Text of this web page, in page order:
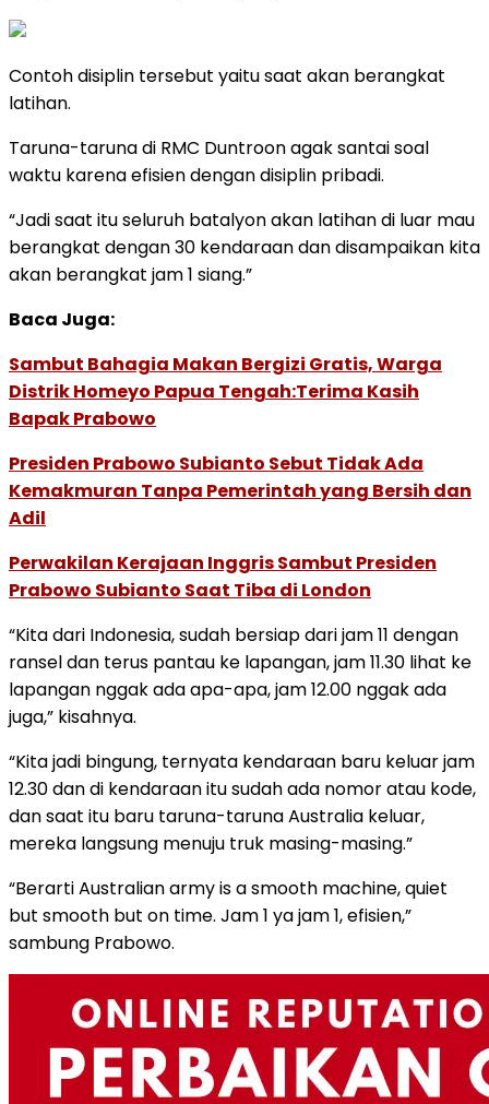
Contoh disiplin tersebut yaitu saat akan berangkat
latihan.
Taruna-taruna di RMC Duntroon agak santai soal
waktu karena efisien dengan disiplin pribadi.
“Jadi saat itu seluruh batalyon akan latihan di luar mau
berangkat dengan 30 kendaraan dan disampaikan kita
akan berangkat jam 1 siang.”
Baca Juga:
Sambut Bahagia Makan Bergizi Gratis, Warga
Distrik Homeyo Papua Tengah:Terima Kasih
Bapak Prabowo
Presiden Prabowo Subianto Sebut Tidak Ada
Kemakmuran Tanpa Pemerintah yang Bersih dan
Adil
Perwakilan Kerajaan Inggris Sambut Presiden
Prabowo Subianto Saat Tiba di London
“Kita dari Indonesia, sudah bersiap dari jam 11 dengan
ransel dan terus pantau ke lapangan, jam 11.30 lihat ke
lapangan nggak ada apa-apa, jam 12.00 nggak ada
juga,” kisahnya.
“Kita jadi bingung, ternyata kendaraan baru keluar jam
12.30 dan di kendaraan itu sudah ada nomor atau kode,
dan saat itu baru taruna-taruna Australia keluar,
mereka langsung menuju truk masing-masing.”
“Berarti Australian army is a smooth machine, quiet
but smooth but on time. Jam 1 ya jam 1, efisien,”
sambung Prabowo.